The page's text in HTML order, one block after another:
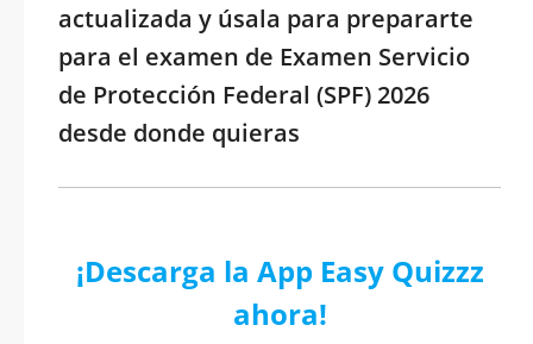
actualizada y úsala para prepararte
para el examen de Examen Servicio
de Protección Federal (SPF) 2026
desde donde quieras
¡Descarga la App Easy Quizzz
ahora!